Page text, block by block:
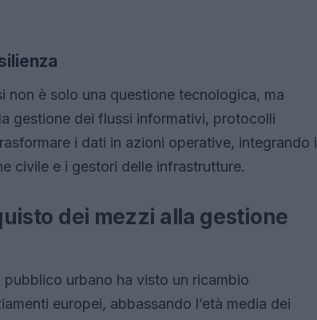
non è solo una questione tecnologica, ma
gestione dei flussi informativi, protocolli
i dati in azioni operative, integrando i
civile e i gestori delle infrastrutture.
dei mezzi alla gestione
urbano ha visto un ricambio
europei, abbassando l’età media dei